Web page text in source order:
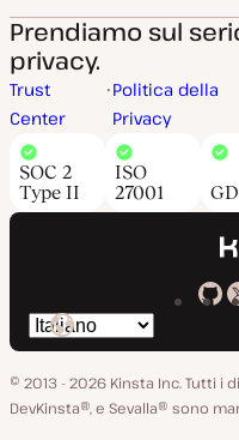
Prendiamo sul
privacy.
Trust
Center
Politica della
Privacy
SOC 2
Type II
ISO
27001
Cambia
lingua
© 2013 - 2026 Kinsta Inc. Tutti i
DevKinsta®, e Sevalla® sono